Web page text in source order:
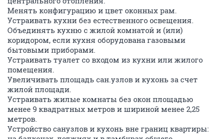
Менять конфигурацию и цвет оконных рам.
Устраивать кухни без естественного освещения.
Объединять кухню с жилой комнатой и (или)
коридором, если кухня оборудована газовыми
бытовыми приборами.
Устраивать туалет со входом из кухни или жилого
помещения.
Увеличивать площадь сан.узлов и кухонь за счет
жилой площади.
Устраивать жилые комнаты без окон площадью
менее 9 квадратных метров и шириной менее 2,25
метров.
Устройство санузлов и кухонь вне границ квартиры: